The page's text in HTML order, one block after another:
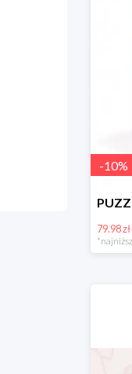
-10%
79.98 zł